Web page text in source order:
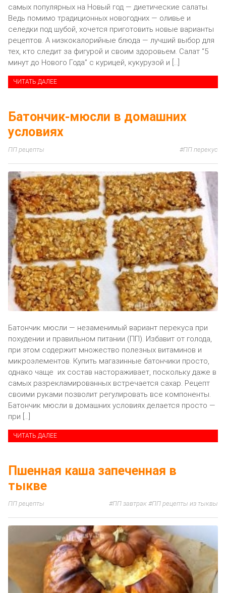
самых популярных на Новый год — диетические салаты.
Ведь помимо традиционных новогодних — оливье и
селедки под шубой, хочется приготовить новые варианты
рецептов. А низкокалорийные блюда — лучший выбор для
тех, кто следит за фигурой и своим здоровьем. Салат “5
минут до Нового Года” с курицей, кукурузой и […]
ЧИТАТЬ ДАЛЕЕ
Батончик-мюсли в домашних
условиях
ПП рецепты ПП перекус
Батончик мюсли — незаменимый вариант перекуса при
похудении и правильном питании (ПП). Избавит от голода,
при этом содержит множество полезных витаминов и
микроэлементов. Купить магазинные батончики просто,
однако чаще их состав настораживает, поскольку даже в
самых разрекламированных встречается сахар. Рецепт
своими руками позволит регулировать все компоненты.
Батончик мюсли в домашних условиях делается просто —
при […]
ЧИТАТЬ ДАЛЕЕ
Пшенная каша запеченная в
тыкве
ПП рецепты ПП завтрак ПП рецепты из тыквы